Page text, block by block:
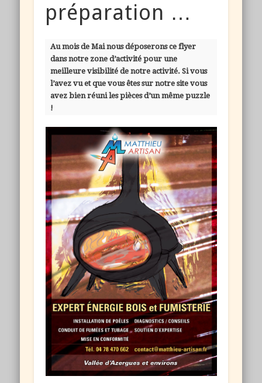
préparation …
Au mois de Mai nous déposerons ce flyer
dans notre zone d’activité pour une
meilleure visibilité de notre activité. Si vous
l’avez vu et que vous êtes sur notre site vous
avez bien réuni les pièces d’un même puzzle
!